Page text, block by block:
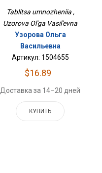
Tablitsa umnozheniia ,
Uzorova Ol'ga Vasil'evna
Узорова Ольга
Васильевна
Артикул: 1504655
$16.89
Доставка за 14–20 дней
КУПИТЬ